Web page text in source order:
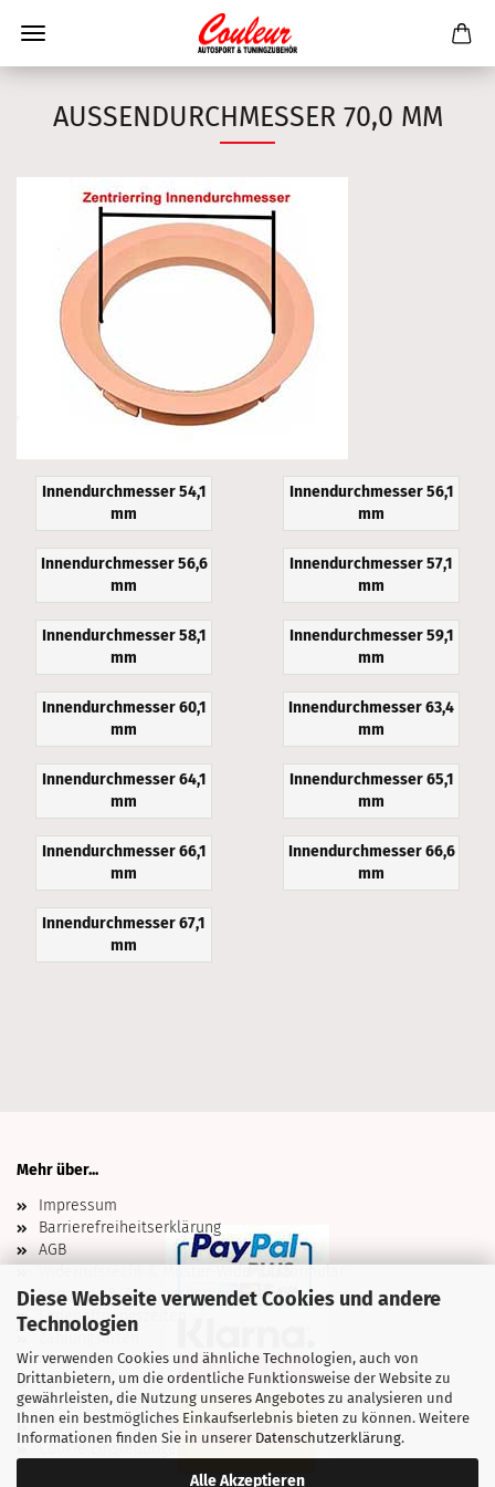
Diese Webseite verwendet Cookies und andere
Technologien
Wir verwenden Cookies und ähnliche Technologien, auch von
Drittanbietern, um die ordentliche Funktionsweise der Website zu
gewährleisten, die Nutzung unseres Angebotes zu analysieren und
Ihnen ein bestmögliches Einkaufserlebnis bieten zu können. Weitere
Informationen finden Sie in unserer Datenschutzerklärung.
Alle Akzeptieren
AUSSENDURCHMESSER 70,0 MM
Innendurchmesser 54,1
mm
Innendurchmesser 56,1
mm
Innendurchmesser 56,6
mm
Innendurchmesser 57,1
mm
Innendurchmesser 58,1
mm
Innendurchmesser 59,1
mm
Innendurchmesser 60,1
mm
Innendurchmesser 63,4
mm
Innendurchmesser 64,1
mm
Innendurchmesser 65,1
mm
Innendurchmesser 66,1
mm
Innendurchmesser 66,6
mm
Innendurchmesser 67,1
mm
Mehr über...
Impressum
Barrierefreiheitserklärung
AGB
Versand- & Zahlungsbedingungen
Ladenöffnungszeiten
Zahlungsarten
Über uns
Kontakt
Sitzung unterbrochen
Privatsphäre und Datenschutz
Cookie Einstellungen